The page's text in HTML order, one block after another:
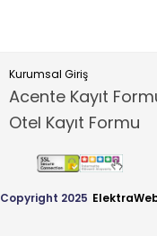
Kurumsal Giriş
Acente Kayıt
Otel Kayıt Formu
Copyright 2025